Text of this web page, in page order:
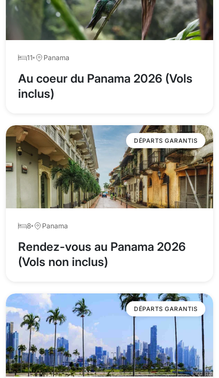
11 Panama
Au coeur du Panama 2026 (Vols
inclus)
DÉPARTS GARANTIS
8 Panama
Rendez-vous au Panama 2026
(Vols non inclus)
DÉPARTS GARANTIS